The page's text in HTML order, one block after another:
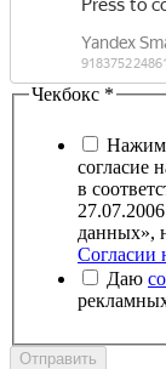
Чекбокс *
согласие
в
данных»,
Согласии
Даю
Отправить